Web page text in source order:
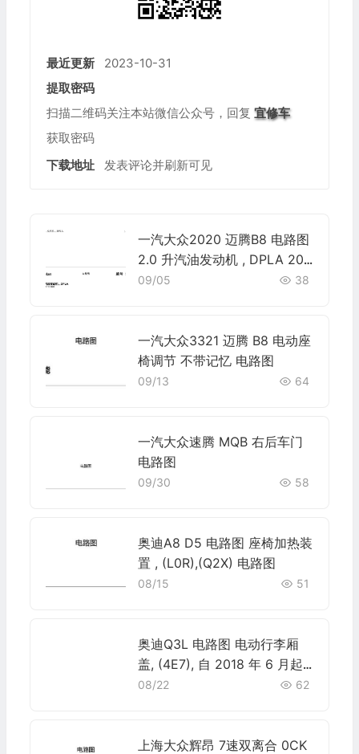
最近更新
2023-10-31
提取密码
扫描二维码关注本站微信公众号，回复 宜修车
获取密码
下载地址
发表评论并刷新可见
一汽大众2020 迈腾B8 电路图
2.0 升汽油发动机 , DPLA 202
0 迈腾 电路图
09/05 38
一汽大众3321 迈腾 B8 电动座
椅调节 不带记忆 电路图
09/13 64
一汽大众速腾 MQB 右后车门
电路图
09/30 58
奥迪A8 D5 电路图 座椅加热装
置 , (L0R),(Q2X) 电路图
08/15 51
奥迪Q3L 电路图 电动行李厢
盖, (4E7), 自 2018 年 6 月起
电路图
08/22 62
上海大众辉昂 7速双离合 0CK